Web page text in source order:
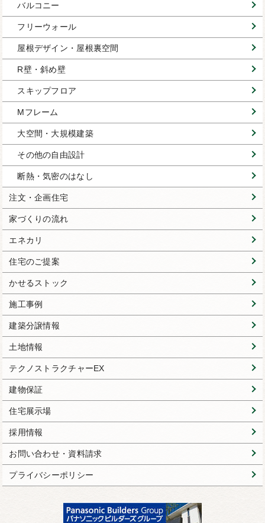
バルコニー
フリーウォール
屋根デザイン・屋根裏空間
R壁・斜め壁
スキップフロア
Mフレーム
大空間・大規模建築
その他の自由設計
断熱・気密のはなし
注文・企画住宅
家づくりの流れ
エネカリ
住宅のご提案
かせるストック
施工事例
建築分譲情報
土地情報
テクノストラクチャーEX
建物保証
住宅展示場
採用情報
お問い合わせ・資料請求
プライバシーポリシー